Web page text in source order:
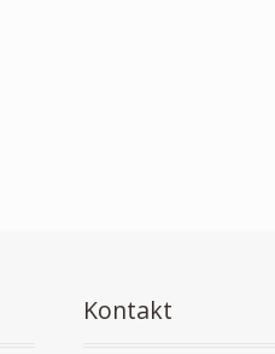
Kontakt